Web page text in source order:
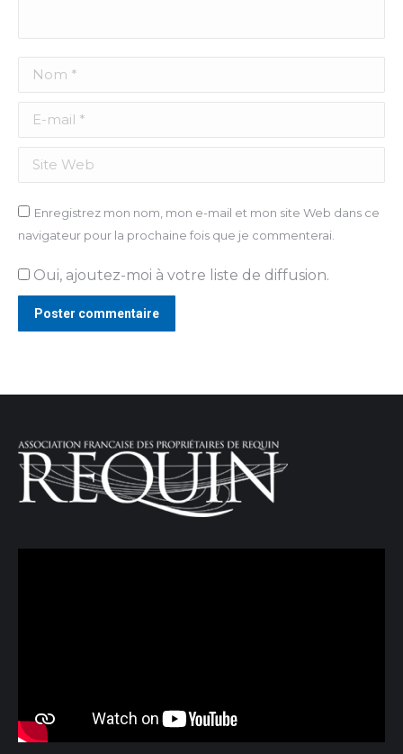
Nom *
E-mail *
Site Web
Enregistrez mon nom, mon e-mail et mon site Web dans ce
navigateur pour la prochaine fois que je commenterai.
Oui, ajoutez-moi à votre liste de diffusion.
Poster commentaire